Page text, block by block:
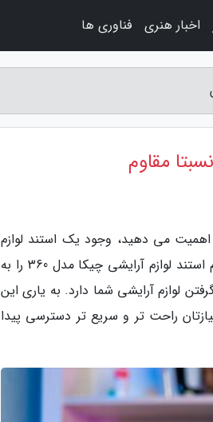
اهمیت می دهید، وجود یک استند لوازم
آرایشی برای میزتان ضروری خواهد بود. در این سری از ویدیوهای تلنت قصد داریم استند لوازم آرایشی چیکا مدل 360 را به
لوازم آرایشی شما دارد. به یاری این
راحت تر و سریع تر دسترسی پیدا
اخبار هنری فناوری ها